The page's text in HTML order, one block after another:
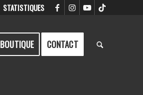
STATISTIQUES
BOUTIQUE CONTACT